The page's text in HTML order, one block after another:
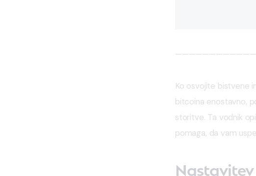
Ko osvojite bistvene
bitcoina enostavno,
storitve. Ta vodnik
pomaga, da vam